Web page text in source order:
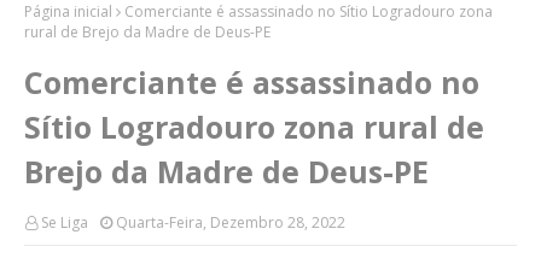
alerta amarelo de vendaval
Página inicial
Comerciante é assassinado no Sítio Logradouro zona
rural de Brejo da Madre de Deus-PE
Comerciante é assassinado no
Sítio Logradouro zona rural de
Brejo da Madre de Deus-PE
Se Liga Quarta-Feira, Dezembro 28, 2022